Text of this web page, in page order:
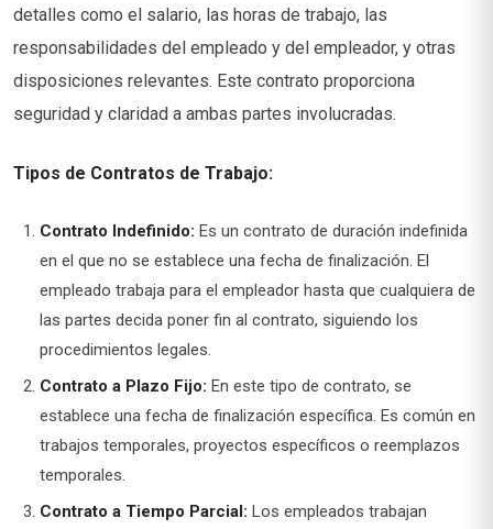
detalles como el salario, las horas de trabajo, las
responsabilidades del empleado y del empleador, y otras
disposiciones relevantes. Este contrato proporciona
seguridad y claridad a ambas partes involucradas.
Tipos de Contratos de Trabajo:
Contrato Indefinido: Es un contrato de duración indefinida
en el que no se establece una fecha de finalización. El
empleado trabaja para el empleador hasta que cualquiera de
las partes decida poner fin al contrato, siguiendo los
procedimientos legales.
Contrato a Plazo Fijo: En este tipo de contrato, se
establece una fecha de finalización específica. Es común en
trabajos temporales, proyectos específicos o reemplazos
temporales.
Contrato a Tiempo Parcial: Los empleados trabajan